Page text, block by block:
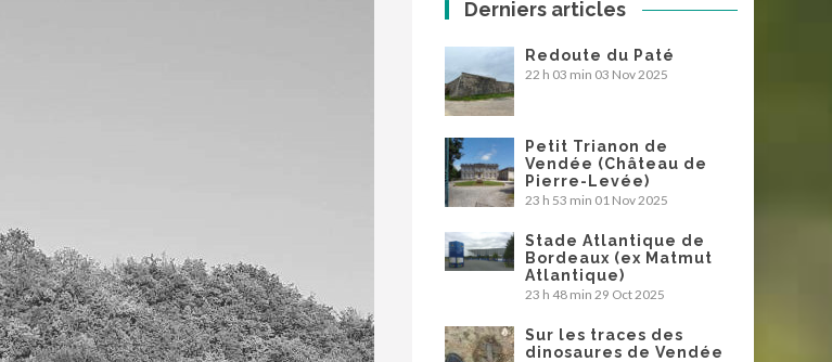
Derniers articles
Redoute du Paté
22 h 03 min 03 Nov 2025
Petit Trianon de
Vendée (Château de
Pierre-Levée)
23 h 53 min 01 Nov 2025
Stade Atlantique de
Bordeaux (ex Matmut
Atlantique)
23 h 48 min 29 Oct 2025
Sur les traces des
dinosaures de Vendée